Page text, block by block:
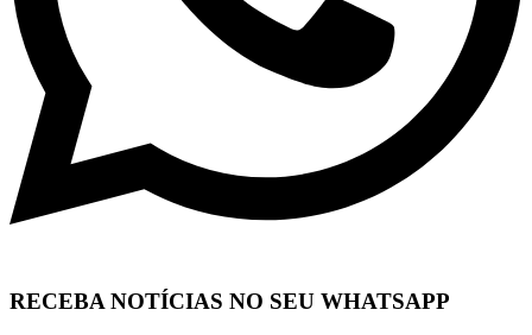
RECEBA NOTÍCIAS NO SEU WHATSAPP